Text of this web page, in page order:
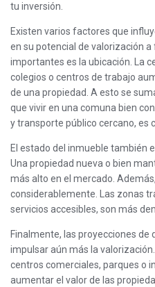
tu inversión.
Existen varios factores que
en su potencial de valorización
importantes es la ubicación. La
colegios o centros de trabajo
de una propiedad. A esto se
que vivir en una comuna bien
y transporte público cercano, es
El estado del inmueble también
Una propiedad nueva o bien
más alto en el mercado.
considerablemente. Las zonas
servicios accesibles, son más
Finalmente, las proyecciones de
impulsar aún más la
centros comerciales, parques o
aumentar el valor de las